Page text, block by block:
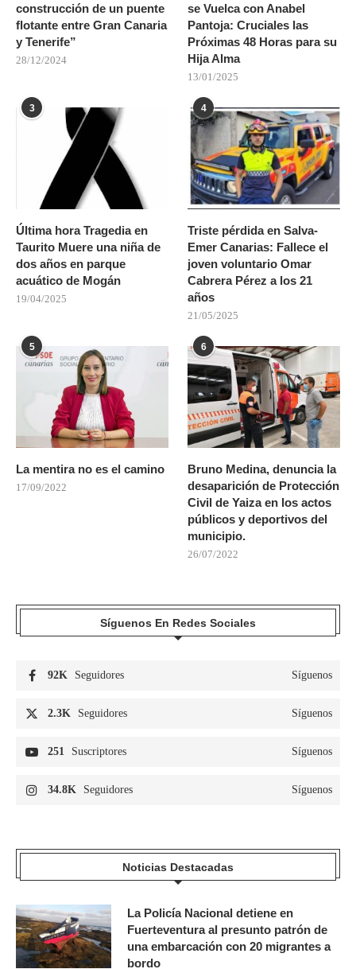
construcción de un puente
flotante entre Gran Canaria
y Tenerife”
28/12/2024
se Vuelca con Anabel
Pantoja: Cruciales las
Próximas 48 Horas para su
Hija Alma
13/01/2025
3
Última hora Tragedia en
Taurito Muere una niña de
dos años en parque
acuático de Mogán
19/04/2025
4
Triste pérdida en Salva-
Emer Canarias: Fallece el
joven voluntario Omar
Cabrera Pérez a los 21
años
21/05/2025
5
La mentira no es el camino
17/09/2022
6
Bruno Medina, denuncia la
desaparición de Protección
Civil de Yaiza en los actos
públicos y deportivos del
municipio.
26/07/2022
Síguenos En Redes Sociales
92K Seguidores Síguenos
2.3K Seguidores Síguenos
251 Suscriptores Síguenos
34.8K Seguidores Síguenos
Noticias Destacadas
La Policía Nacional detiene en
Fuerteventura al presunto patrón de
una embarcación con 20 migrantes a
bordo